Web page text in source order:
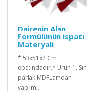
Dairenin Alan
Formülünün ispatı
Materyali
* 53x51x2 Cm
ebatındadır.* Ürün 1.
parlak MDFLamdan
yapılmı..